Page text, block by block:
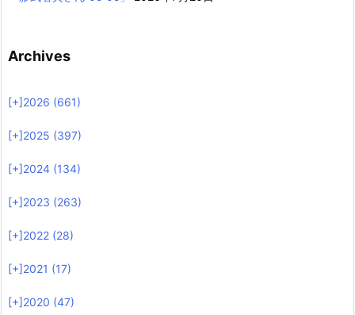
Archives
[+]2026 (661)
[+]2025 (397)
[+]2024 (134)
[+]2023 (263)
[+]2022 (28)
[+]2021 (17)
[+]2020 (47)